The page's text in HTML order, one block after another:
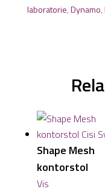
laboratorie,Dynamo,
Shape Mesh
kontorstol
Vis